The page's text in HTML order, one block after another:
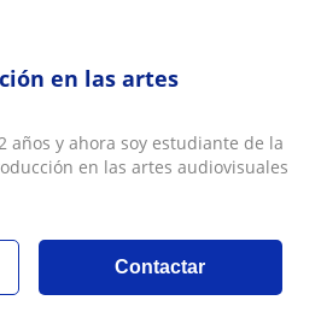
en las artes
años y ahora soy estudiante de la
en las artes audiovisuales
Contactar